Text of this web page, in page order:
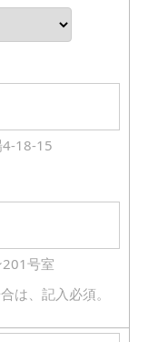
4-18-15
号室
は、記入必須。